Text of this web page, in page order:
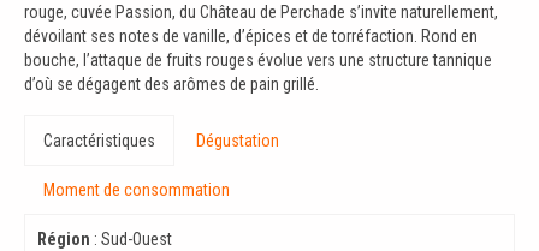
rouge, cuvée Passion, du Château de Perchade s’invite naturellement,
dévoilant ses notes de vanille, d’épices et de torréfaction. Rond en
bouche, l’attaque de fruits rouges évolue vers une structure tannique
d’où se dégagent des arômes de pain grillé.
Caractéristiques Dégustation
Moment de consommation
Région : Sud-Ouest